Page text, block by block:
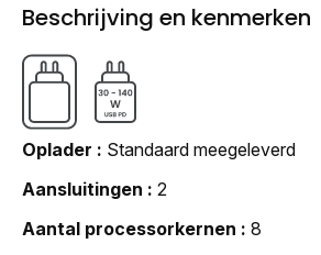
Beschrijving en kenmerken
Oplader
Standaard meegeleverd
Aansluitingen
2
Aantal processorkernen
8